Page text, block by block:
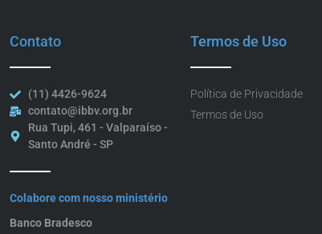
Contato
(11) 4426-9624
contato@ibbv.org.br
Rua Tupi, 461 - Valparaíso -
Santo André - SP
Colabore com nosso ministério
Banco Bradesco
Termos de Uso
Política de Privacidade
Termos de Uso